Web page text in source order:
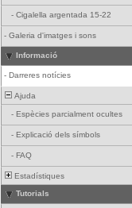
- Cigalella argentada 15-22
- Galeria d'imatges i sons
Informació
- Darreres notícies
Ajuda
- Espècies parcialment ocultes
- Explicació dels símbols
- FAQ
Estadístiques
Tutorials